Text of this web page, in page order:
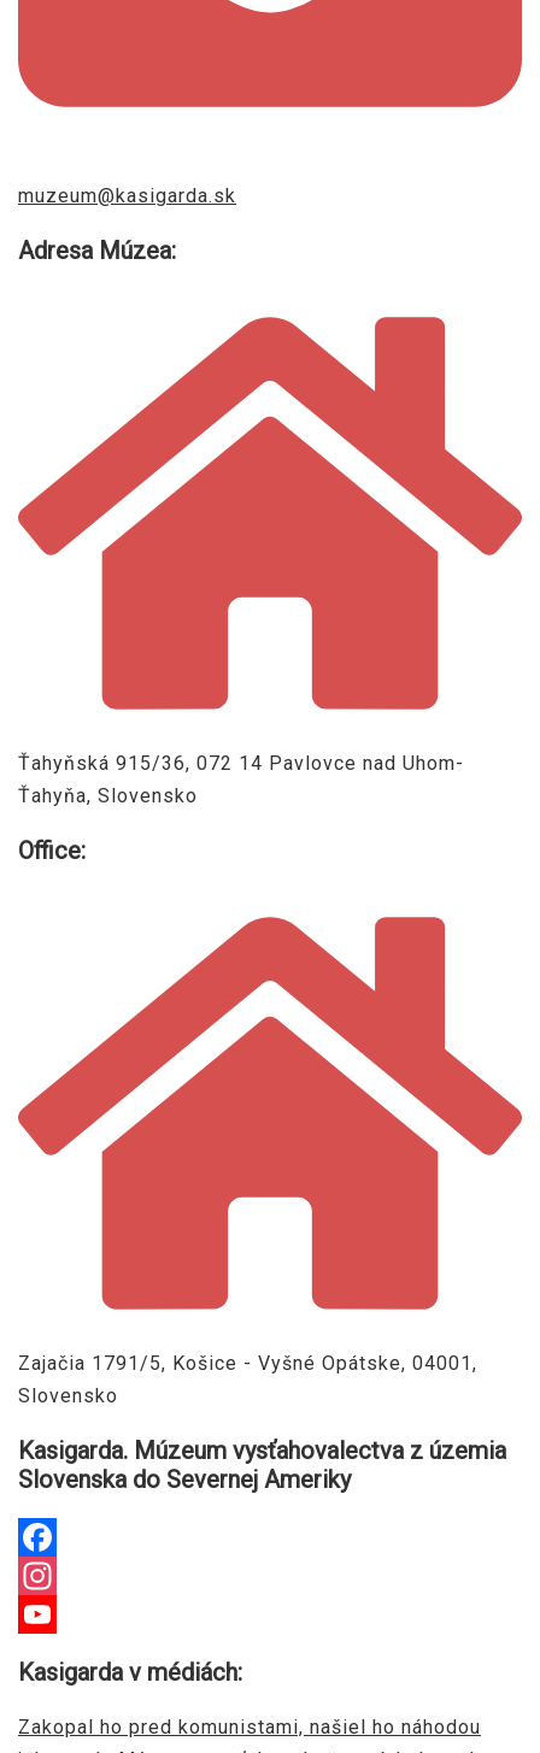
muzeum@kasigarda.sk
Adresa Múzea:
Ťahyňská 915/36, 072 14 Pavlovce nad Uhom-
Ťahyňa, Slovensko
Office:
Zajačia 1791/5, Košice - Vyšné Opátske, 04001,
Slovensko
Kasigarda. Múzeum vysťahovalectva z územia
Slovenska do Severnej Ameriky
Facebook
Instagram
Channel
Kasigarda v médiách:
Zakopal ho pred komunistami, našiel ho náhodou